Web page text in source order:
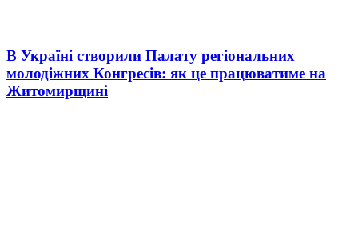
В Україні створили Палату регіональних
молодіжних Конгресів: як це працюватиме на
Житомирщині